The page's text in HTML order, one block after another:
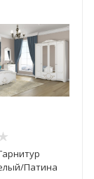
Патина